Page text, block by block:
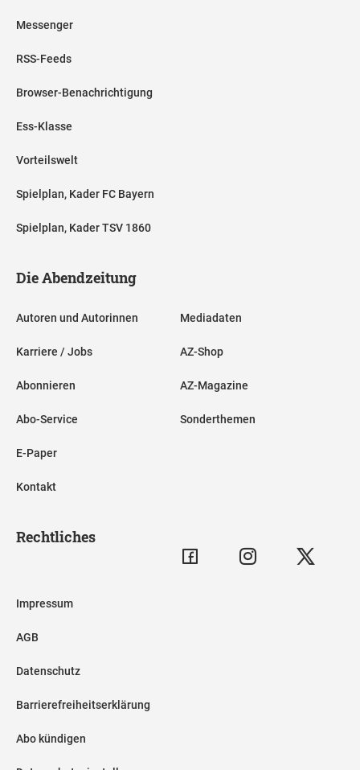
Messenger
RSS-Feeds
Browser-Benachrichtigung
Ess-Klasse
Vorteilswelt
Spielplan, Kader FC Bayern
Spielplan, Kader TSV 1860
Die Abendzeitung
Autoren und Autorinnen
Karriere / Jobs
Abonnieren
Abo-Service
E-Paper
Kontakt
Mediadaten
AZ-Shop
AZ-Magazine
Sonderthemen
Rechtliches
Impressum
AGB
Datenschutz
Barrierefreiheitserklärung
Abo kündigen